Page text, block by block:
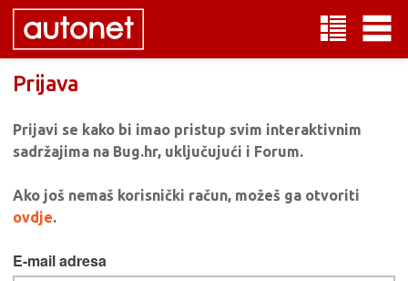
Prijava
Prijavi se kako bi imao pristup svim interaktivnim
sadržajima na Bug.hr, uključujući i Forum.
Ako još nemaš korisnički račun, možeš ga otvoriti
ovdje.
E-mail adresa